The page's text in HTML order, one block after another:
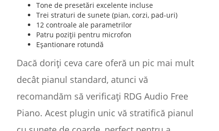
Tone de presetări excelente incluse
Trei straturi de sunete (pian, corzi, pad-uri)
12 controale ale parametrilor
Patru poziții pentru microfon
Eșantionare rotundă
Dacă doriți ceva care oferă un pic mai mult
decât pianul standard, atunci vă
recomandăm să verificați RDG Audio Free
Piano. Acest plugin unic vă stratifică pianul